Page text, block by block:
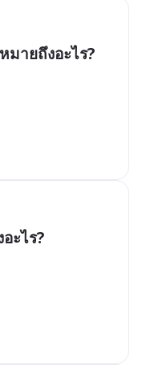
ายถึงอะไร?
ะไร?